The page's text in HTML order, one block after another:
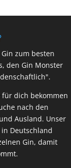
zum besten
den Gin Monster
dich bekommen
nach den
Ausland. Unser
Deutschland
Gin, damit